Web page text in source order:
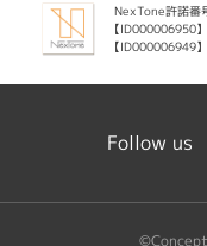
NexTone許諾番
【ID000006950】
【ID000006949】
Follow us